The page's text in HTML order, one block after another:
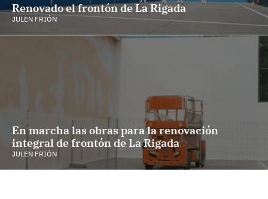
Renovado el frontón de La Rigada
JULEN FRIÓN
En marcha las obras para la renovación
integral de frontón de La Rigada
JULEN FRIÓN